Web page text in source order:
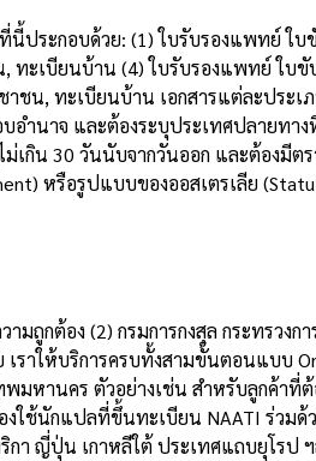
ประกอบด้วย: (1) ใบรับรองแพทย์ ใบ
ทะเบียนบ้าน (4) ใบรับรองแพทย์ ใบ
าชน, ทะเบียนบ้าน เอกสารแต่ละประ
อำนาจ และต้องระบุประเทศปลายทา
เกิน 30 วันนับจากวันออก และต้องมี
หรือรูปแบบของออสเตรเลีย
ถูกต้อง (2) กรมการกงสุล กระทรวงก
ราให้บริการครบทั้งสามขั้นตอนแบบ
หานคร ตัวอย่างเช่น สำหรับลูกค้าที่ต้
งใช้นักแปลที่ขึ้นทะเบียน NAATI ร่วม
กา ญี่ปุ่น เกาหลีใต้ ประเทศแถบยุโรป